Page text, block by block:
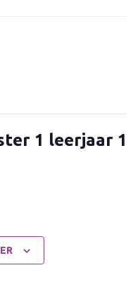
1 leerjaar 1